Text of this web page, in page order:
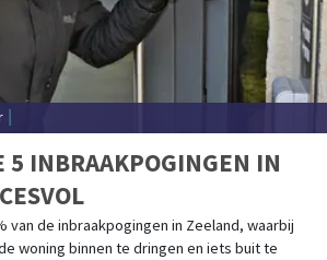
5 INBRAAKPOGINGEN IN
van de inbraakpogingen in Zeeland, waarbij
woning binnen te dringen en iets buit te